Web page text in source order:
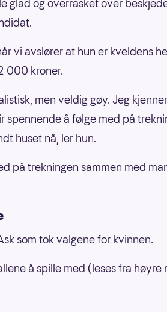
glad og overrasket over
vi avslører at hun er kveldens
000 kroner.
men veldig gøy. Jeg
spennende å følge med på
huset nå, ler hun.
på trekningen sammen med
som tok valgene for kvinnen.
å spille med (leses fra høyre